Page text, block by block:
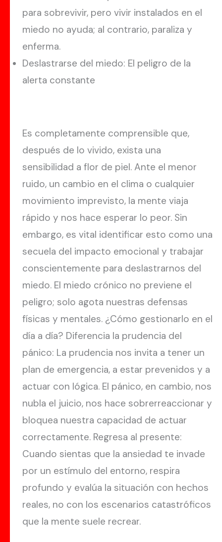
para sobrevivir, pero vivir instalados en el
miedo no ayuda; al contrario, paraliza y
enferma.
Deslastrarse del miedo: El peligro de la
alerta constante
Es completamente comprensible que,
después de lo vivido, exista una
sensibilidad a flor de piel. Ante el menor
ruido, un cambio en el clima o cualquier
movimiento imprevisto, la mente viaja
rápido y nos hace esperar lo peor. Sin
embargo, es vital identificar esto como una
secuela del impacto emocional y trabajar
conscientemente para deslastrarnos del
miedo. El miedo crónico no previene el
peligro; solo agota nuestras defensas
físicas y mentales. ¿Cómo gestionarlo en el
día a día? Diferencia la prudencia del
pánico: La prudencia nos invita a tener un
plan de emergencia, a estar prevenidos y a
actuar con lógica. El pánico, en cambio, nos
nubla el juicio, nos hace sobrerreaccionar y
bloquea nuestra capacidad de actuar
correctamente. Regresa al presente:
Cuando sientas que la ansiedad te invade
por un estímulo del entorno, respira
profundo y evalúa la situación con hechos
reales, no con los escenarios catastróficos
que la mente suele recrear.